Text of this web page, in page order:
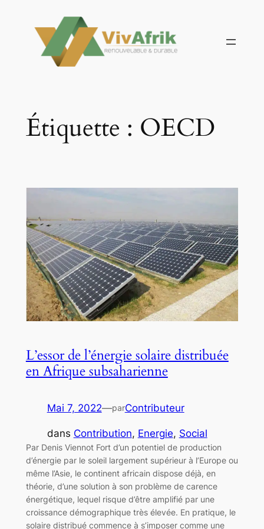
contenu
Étiquette : OECD
L’essor de l’énergie solaire distribuée
en Afrique subsaharienne
Mai 7, 2022—parContributeur
dans Contribution, Energie, Social
Par Denis Viennot Fort d’un potentiel de production
d’énergie par le soleil largement supérieur à l’Europe ou
même l’Asie, le continent africain dispose déjà, en
théorie, d’une solution à son problème de carence
énergétique, lequel risque d’être amplifié par une
croissance démographique très élevée. En pratique, le
solaire distribué commence à s’imposer comme une